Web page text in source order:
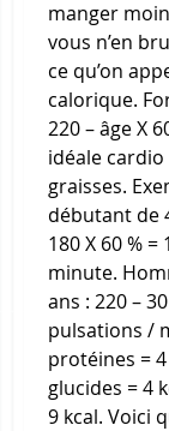
manger
vous n’en
ce qu’on
calorique.
220 – âge X
idéale
graisses.
débutant de
180 X 60 %
minute.
ans : 220 –
pulsations /
protéines =
glucides = 4
9 kcal. Voici